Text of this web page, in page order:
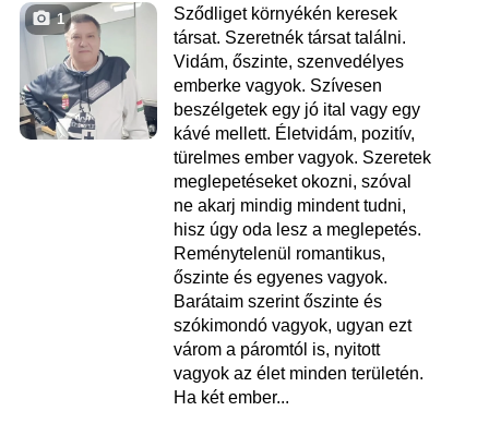
1
Sződliget környékén keresek
társat. Szeretnék társat találni.
Vidám, őszinte, szenvedélyes
emberke vagyok. Szívesen
beszélgetek egy jó ital vagy egy
kávé mellett. Életvidám, pozitív,
türelmes ember vagyok. Szeretek
meglepetéseket okozni, szóval
ne akarj mindig mindent tudni,
hisz úgy oda lesz a meglepetés.
Reménytelenül romantikus,
őszinte és egyenes vagyok.
Barátaim szerint őszinte és
szókimondó vagyok, ugyan ezt
várom a páromtól is, nyitott
vagyok az élet minden területén.
Ha két ember...